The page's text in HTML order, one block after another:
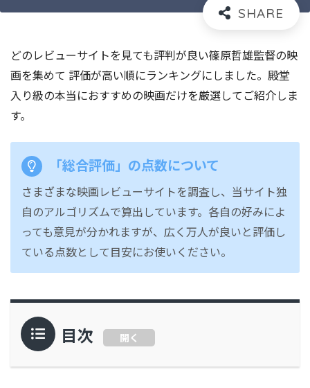
どのレビューサイトを見ても評判が良い篠原哲雄監督の映
画を集めて 評価が高い順にランキングにしました。殿堂
入り級の本当におすすめの映画だけを厳選してご紹介しま
す。
「総合評価」の点数について
さまざまな映画レビューサイトを調査し、当サイト独
自のアルゴリズムで算出しています。各自の好みによ
っても意見が分かれますが、広く万人が良いと評価し
ている点数として目安にお使いください。
目次 開く